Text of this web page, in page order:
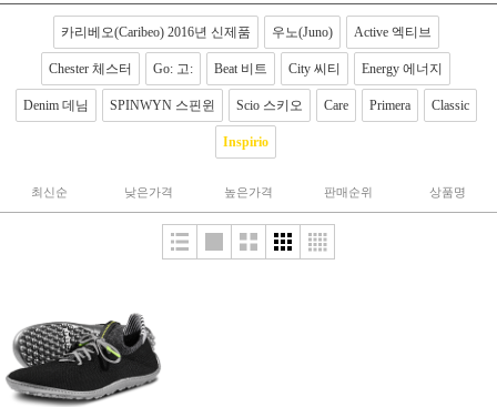
카리베오(Caribeo) 2016년 신제품 우노(Juno) Active 엑티브
Chester 체스터 Go: 고: Beat 비트 City 씨티 Energy 에너지
Denim 데님 SPINWYN 스핀윈 Scio 스키오 Care Primera Classic
Inspirio
최신순 낮은가격 높은가격 판매순위 상품명